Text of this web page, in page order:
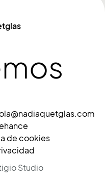
Studio
de cookies